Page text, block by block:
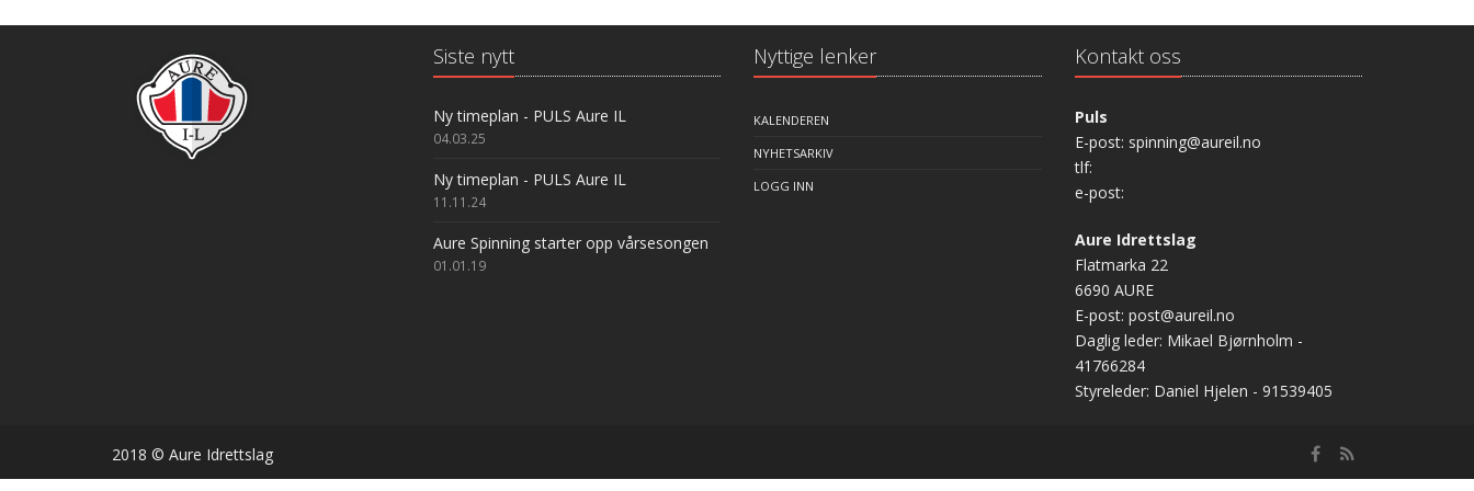
Siste nytt
Ny timeplan - PULS Aure IL
04.03.25
Ny timeplan - PULS Aure IL
11.11.24
Aure Spinning starter opp vårsesongen
01.01.19
Nyttige lenker
KALENDEREN
NYHETSARKIV
LOGG INN
Kontakt oss
Puls
E-post: spinning@aureil.no
tlf:
e-post:
Aure Idrettslag
Flatmarka 22
6690 AURE
E-post: post@aureil.no
Daglig leder: Mikael Bjørnholm -
41766284
Styreleder: Daniel Hjelen - 91539405
2018 © Aure Idrettslag